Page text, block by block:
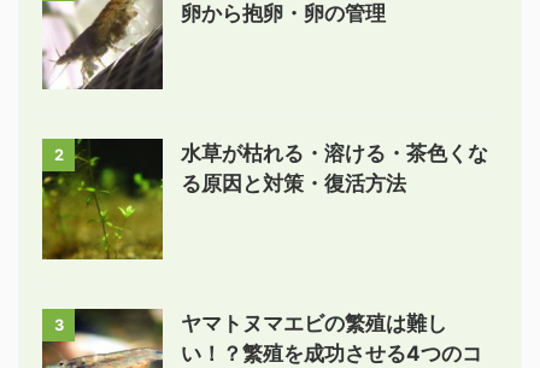
卵から抱卵・卵の管理
2
水草が枯れる・溶ける・茶色くな
る原因と対策・復活方法
3
ヤマトヌマエビの繁殖は難し
い！？繁殖を成功させる4つのコ